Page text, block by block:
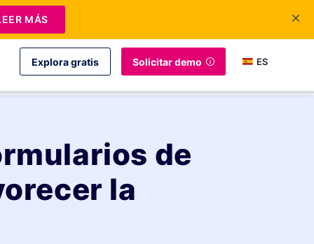
Explora gratis Solicitar demo ES
de
la
MÁS